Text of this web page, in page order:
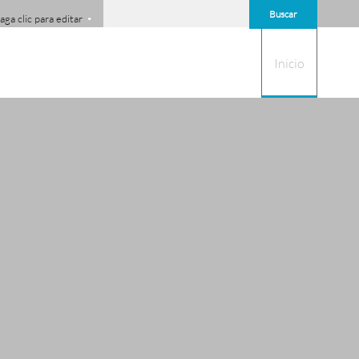
clic para editar Buscar
Inicio